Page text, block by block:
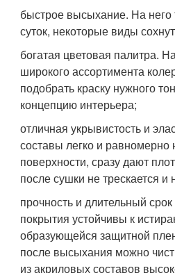
быстрое высыхание. На него
суток, некоторые виды
богатая цветовая палитра.
широкого ассортимента
подобрать краску нужного
концепцию интерьера;
отличная укрывистость и
составы легко и
поверхности, сразу дают
после сушки не трескается и
прочность и длительный
покрытия устойчивы к
образующейся защитной
после высыхания можно
из акриловых составов